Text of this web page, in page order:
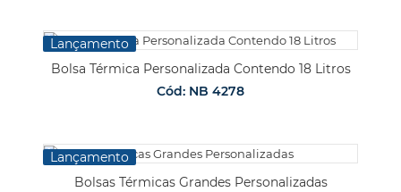
Lançamento
Bolsa Térmica Personalizada Contendo 18 Litros
Cód: NB 4278
Lançamento
Bolsas Térmicas Grandes Personalizadas